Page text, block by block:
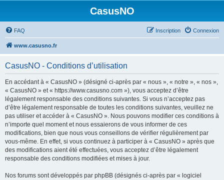
CasusNO
FAQ Connexion
Inscription
www.casusno.fr
CasusNO - Conditions d’utilisation
En accédant à « CasusNO » (désigné ci-après par « nous », « notre », « nos »,
« CasusNO » et « https://www.casusno.com »), vous acceptez d’être
légalement responsable des conditions suivantes. Si vous n’acceptez pas
d’être légalement responsable de toutes les conditions suivantes, veuillez ne
pas utiliser et accéder à « CasusNO ». Nous pouvons modifier ces conditions à
n’importe quel moment et nous essaierons de vous informer de ces
modifications, bien que nous vous conseillons de vérifier régulièrement par
vous-même. En effet, si vous continuez à participer à « CasusNO » après que
des modifications aient été effectuées, vous acceptez d’être légalement
responsable des conditions modifiées et mises à jour.
Nos forums sont développés par phpBB (désignés ci-après par « logiciel